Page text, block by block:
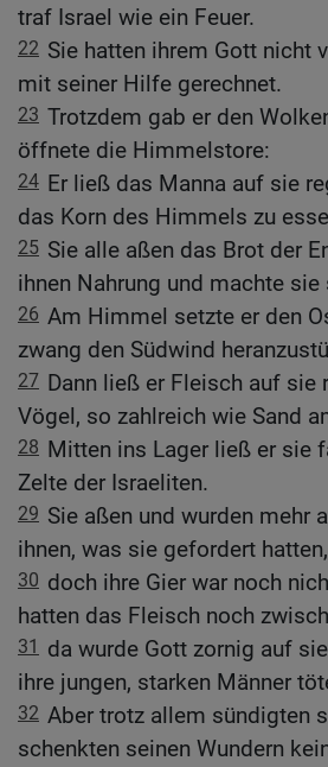
traf Israel wie ein Feuer.
22 Sie hatten ihrem Gott nicht
mit seiner Hilfe gerechnet.
23 Trotzdem gab er den
öffnete die Himmelstore:
24 Er ließ das Manna auf sie
das Korn des Himmels zu
25 Sie alle aßen das Brot der
ihnen Nahrung und machte sie
26 Am Himmel setzte er den
zwang den Südwind
27 Dann ließ er Fleisch auf sie
Vögel, so zahlreich wie Sand
28 Mitten ins Lager ließ er sie
Zelte der Israeliten.
29 Sie aßen und wurden mehr
ihnen, was sie gefordert hatten,
30 doch ihre Gier war noch
hatten das Fleisch noch
31
da wurde Gott zornig auf
ihre jungen, starken Männer
32 Aber trotz allem sündigten
schenkten seinen Wundern